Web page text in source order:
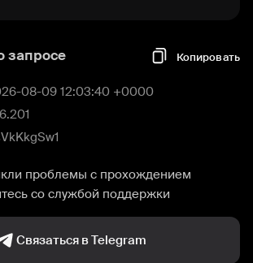
запросе Копировать
08-09 12:03:40 +0000
проблемы с прохождением
со службой поддержки
Связаться в Telegram